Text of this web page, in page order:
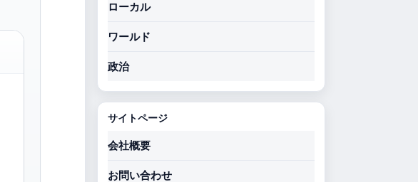
ローカル
ワールド
政治
サイトページ
会社概要
お問い合わせ